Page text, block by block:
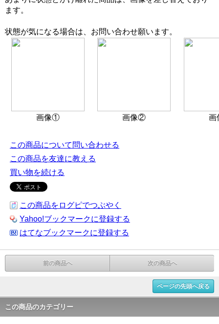
ます。
状態が気になる場合は、お問い合わせ願います。
画像① 画像②
この商品について問い合わせる
この商品を友達に教える
買い物を続ける
この商品をログピでつぶやく
Yahoo!ブックマークに登録する
はてなブックマークに登録する
前の商品へ 次の商品へ
ページの先頭へ戻る
この商品のカテゴリー